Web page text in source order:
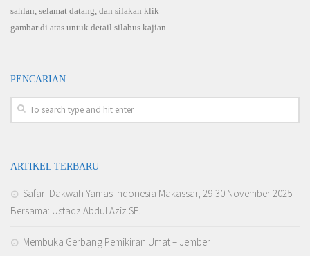
sahlan, selamat datang, dan silakan klik
gambar di atas untuk detail silabus kajian.
PENCARIAN
ARTIKEL TERBARU
Safari Dakwah Yamas Indonesia Makassar, 29-30 November 2025
Bersama: Ustadz Abdul Aziz SE.
Membuka Gerbang Pemikiran Umat – Jember